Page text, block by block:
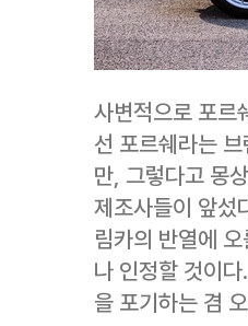
사변적으로 포르
선 포르쉐라는
만, 그렇다고 몽
제조사들이 앞섰
림카의 반열에
나 인정할 것이
을 포기하는 겸